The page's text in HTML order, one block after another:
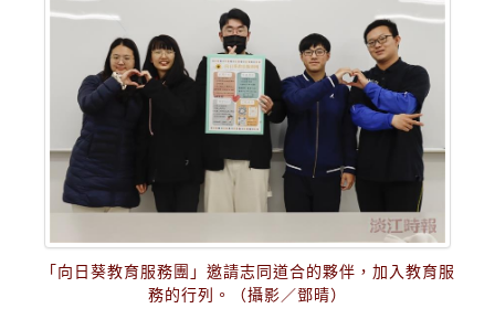
「向日葵教育服務團」邀請志同道合的夥伴，加入教育服
務的行列。（攝影／鄧晴）